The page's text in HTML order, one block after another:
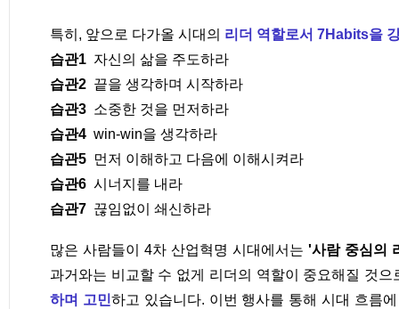
특히, 앞으로 다가올 시대의 리더 역할로서 7Habits을
습관1 자신의 삶을 주도하라
습관2 끝을 생각하며 시작하라
습관3 소중한 것을 먼저하라
습관4 win-win을 생각하라
습관5 먼저 이해하고 다음에 이해시켜라
습관6 시너지를 내라
습관7 끊임없이 쇄신하라
많은 사람들이 4차 산업혁명 시대에서는 '사람 중심의
과거와는 비교할 수 없게 리더의 역할이 중요해질 것
하며 고민하고 있습니다. 이번 행사를 통해 시대 흐름